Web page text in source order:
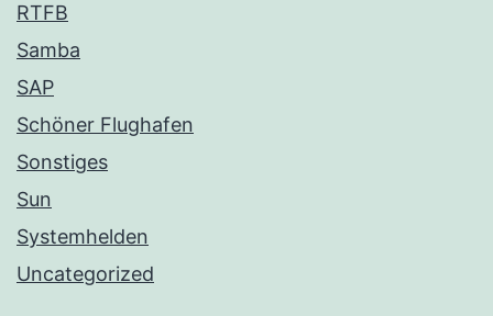
RTFB
Samba
SAP
Schöner Flughafen
Sonstiges
Sun
Systemhelden
Uncategorized